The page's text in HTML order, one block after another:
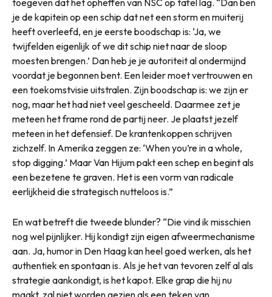
je de kapitein op een schip dat net een storm en muiterij
heeft overleefd, en je eerste boodschap is: ‘Ja, we
twijfelden eigenlijk of we dit schip niet naar de sloop
moesten brengen.’ Dan heb je je autoriteit al ondermijnd
voordat je begonnen bent. Een leider moet vertrouwen en
een toekomstvisie uitstralen. Zijn boodschap is: we zijn er
nog, maar het had niet veel gescheeld. Daarmee zet je
meteen het frame rond de partij neer. Je plaatst jezelf
meteen in het defensief. De krantenkoppen schrijven
zichzelf. In Amerika zeggen ze: ‘When you’re in a whole,
stop digging.’ Maar Van Hijum pakt een schep en begint als
een bezetene te graven. Het is een vorm van radicale
eerlijkheid die strategisch nutteloos is.”
En wat betreft die tweede blunder? “Die vind ik misschien
nog wel pijnlijker. Hij kondigt zijn eigen afweermechanisme
aan. Ja, humor in Den Haag kan heel goed werken, als het
authentiek en spontaan is. Als je het van tevoren zelf al als
strategie aankondigt, is het kapot. Elke grap die hij nu
maakt, zal niet worden gezien als een teken van